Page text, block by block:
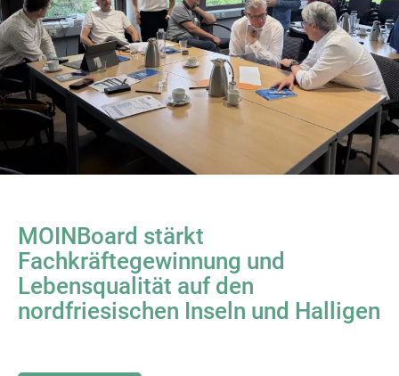
MOINBoard stärkt
Fachkräftegewinnung und
Lebensqualität auf den
nordfriesischen Inseln und Halligen